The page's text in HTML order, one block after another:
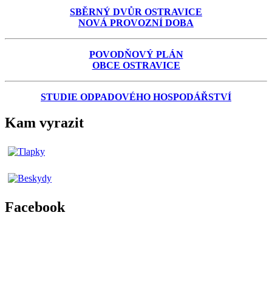
SBĚRNÝ DVŮR OSTRAVICE
NOVÁ PROVOZNÍ DOBA
POVODŇOVÝ PLÁN
OBCE OSTRAVICE
STUDIE ODPADOVÉHO HOSPODÁŘSTVÍ
Kam vyrazit
Facebook